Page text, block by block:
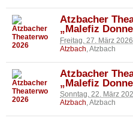
Atzbacher
„Malefiz
Freitag, 27. März
Atzbach , Atzbach
Atzbacher
„Malefiz
Sonntag, 22. März
Atzbach, Atzbach